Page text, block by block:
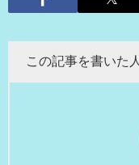
この記事を書いた人